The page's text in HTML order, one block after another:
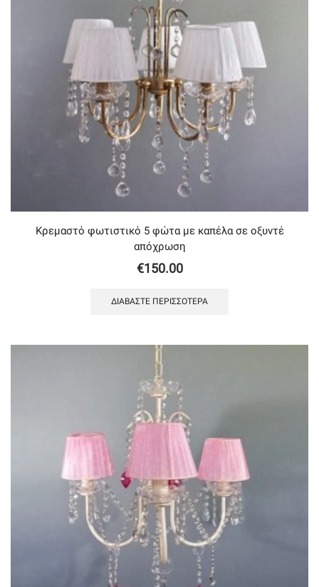
Κρεμαστό φωτιστικό 5 φώτα με καπέλα σε οξυντέ
απόχρωση
€150.00
ΔΙΑΒΆΣΤΕ ΠΕΡΙΣΣΌΤΕΡΑ